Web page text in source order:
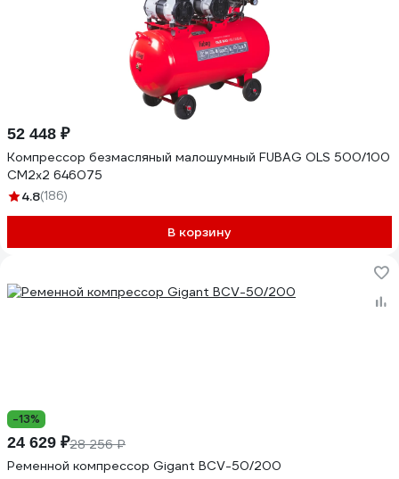
52 448 ₽
Компрессор безмасляный малошумный FUBAG OLS 500/100
CM2х2 646075
4.8(186)
В корзину
-13%
24 629 ₽28 256 ₽
Ременной компрессор Gigant BCV-50/200